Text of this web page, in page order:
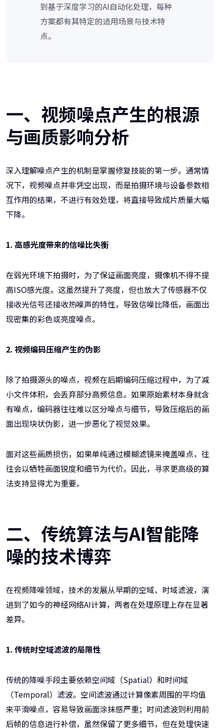
到基于深度学习的AI自动化处理，每种
方案都有其特定的适用场景与技术特
点。
一、视频噪点产生的根源
与画质影响分析
深入理解噪点产生的机制是掌握修复技能的第一步。通常情
况下，视频噪点并非凭空出现，而是拍摄环境与设备参数相
互作用的结果，不进行有效处理，将直接导致成片质量大幅
下降。
1. 高感光度带来的信噪比失衡
在弱光环境下拍摄时，为了保证画面亮度，摄像机不得不提
高ISO感光度。这虽然提升了亮度，但也放大了传感器不仅
接收光信号还接收热噪声的特性，导致信噪比降低，画面出
现密集的彩色或亮度噪点。
2. 视频编码压缩产生的伪影
除了拍摄源头的噪点，视频在后期编码压缩过程中，为了减
小文件体积，会丢弃部分高频信息。如果原始素材本身就含
有噪点，编码器往往难以区分噪点与细节，导致压缩后的画
面出现块状伪影，进一步恶化了视觉效果。
面对这些画质损伤，如果单纯通过模糊滤镜来掩盖噪点，往
往会以牺牲画面锐度和细节为代价。因此，寻求更高级的算
法支持显得尤为重要。
二、传统算法与AI智能降
噪的技术博弈
在视频降噪领域，技术的发展从早期的空域、时域滤波，演
进到了如今的神经网络AI计算，两者在处理原理上存在显著
差异。
1. 传统时空域滤波的局限性
传统的降噪手段主要依赖空间域（Spatial）和时间域
（Temporal）滤波。空间滤波通过计算像素周围的平均值
来平滑噪点，容易导致画面涂抹感严重；时间滤波则利用前
后帧的信息进行补偿，虽然保留了更多细节，但在处理快速